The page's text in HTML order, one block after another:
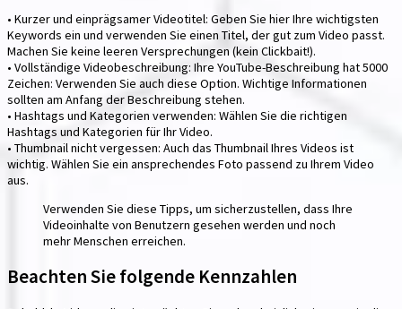
• Kurzer und einprägsamer Videotitel: Geben Sie hier Ihre wichtigsten
Keywords ein und verwenden Sie einen Titel, der gut zum Video passt.
Machen Sie keine leeren Versprechungen (kein Clickbait!).
• Vollständige Videobeschreibung: Ihre YouTube-Beschreibung hat 5000
Zeichen: Verwenden Sie auch diese Option. Wichtige Informationen
sollten am Anfang der Beschreibung stehen.
• Hashtags und Kategorien verwenden: Wählen Sie die richtigen
Hashtags und Kategorien für Ihr Video.
• Thumbnail nicht vergessen: Auch das Thumbnail Ihres Videos ist
wichtig. Wählen Sie ein ansprechendes Foto passend zu Ihrem Video
aus.
Verwenden Sie diese Tipps, um sicherzustellen, dass Ihre
Videoinhalte von Benutzern gesehen werden und noch
mehr Menschen erreichen.
Beachten Sie folgende Kennzahlen